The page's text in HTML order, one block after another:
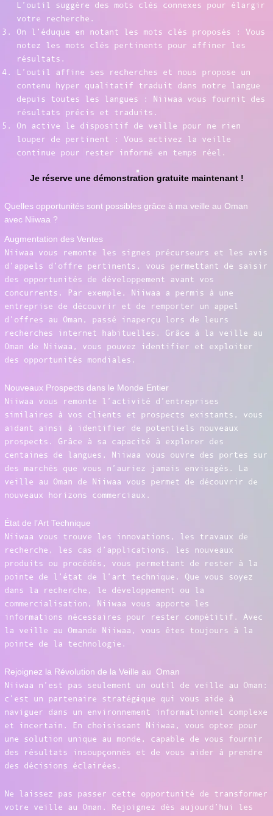
L’outil suggère des mots clés connexes pour élargir
votre recherche.
On l’éduque en notant les mots clés proposés : Vous
notez les mots clés pertinents pour affiner les
résultats.
L’outil affine ses recherches et nous propose un
contenu hyper qualitatif traduit dans notre langue
depuis toutes les langues : Niiwaa vous fournit des
résultats précis et traduits.
On active le dispositif de veille pour ne rien
louper de pertinent : Vous activez la veille
continue pour rester informé en temps réel.
Je réserve une démonstration gratuite maintenant !
Quelles opportunités sont possibles grâce à ma veille au Oman
avec Niiwaa ?
Augmentation des Ventes
Niiwaa vous remonte les signes précurseurs et les avis
d’appels d’offre pertinents, vous permettant de saisir
des opportunités de développement avant vos
concurrents. Par exemple, Niiwaa a permis à une
entreprise de découvrir et de remporter un appel
d’offres au Oman, passé inaperçu lors de leurs
recherches internet habituelles. Grâce à la veille au
Oman de Niiwaa, vous pouvez identifier et exploiter
des opportunités mondiales.
Nouveaux Prospects dans le Monde Entier
Niiwaa vous remonte l’activité d’entreprises
similaires à vos clients et prospects existants, vous
aidant ainsi à identifier de potentiels nouveaux
prospects. Grâce à sa capacité à explorer des
centaines de langues, Niiwaa vous ouvre des portes sur
des marchés que vous n’auriez jamais envisagés. La
veille au Oman de Niiwaa vous permet de découvrir de
nouveaux horizons commerciaux.
État de l’Art Technique
Niiwaa vous trouve les innovations, les travaux de
recherche, les cas d’applications, les nouveaux
produits ou procédés, vous permettant de rester à la
pointe de l’état de l’art technique. Que vous soyez
dans la recherche, le développement ou la
commercialisation, Niiwaa vous apporte les
informations nécessaires pour rester compétitif. Avec
la veille au Omande Niiwaa, vous êtes toujours à la
pointe de la technologie.
Rejoignez la Révolution de la Veille au Oman
Niiwaa n’est pas seulement un outil de veille au Oman:
c’est un partenaire stratégique qui vous aide à
naviguer dans un environnement informationnel complexe
et incertain. En choisissant Niiwaa, vous optez pour
une solution unique au monde, capable de vous fournir
des résultats insoupçonnés et de vous aider à prendre
des décisions éclairées.
Ne laissez pas passer cette opportunité de transformer
votre veille au Oman. Rejoignez dès aujourd’hui les